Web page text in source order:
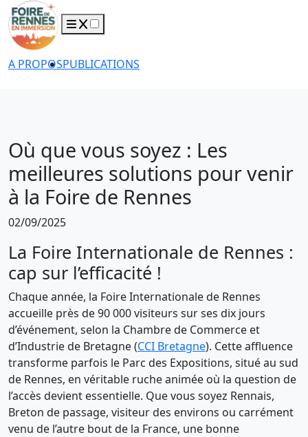
A PROPOSPUBLICATIONS
Où que vous soyez : Les
meilleures solutions pour venir
à la Foire de Rennes
02/09/2025
La Foire Internationale de Rennes :
cap sur l’efficacité !
Chaque année, la Foire Internationale de Rennes
accueille près de 90 000 visiteurs sur ses dix jours
d’événement, selon la Chambre de Commerce et
d’Industrie de Bretagne (CCI Bretagne). Cette affluence
transforme parfois le Parc des Expositions, situé au sud
de Rennes, en véritable ruche animée où la question de
l’accès devient essentielle. Que vous soyez Rennais,
Breton de passage, visiteur des environs ou carrément
venu de l’autre bout de la France, une bonne